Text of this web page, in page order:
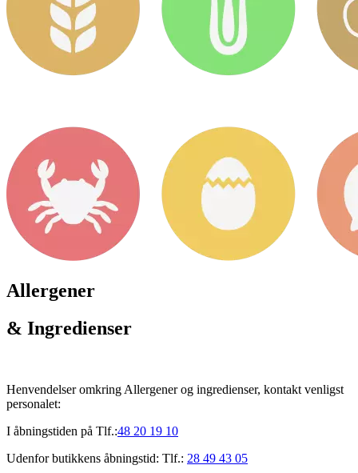
Allergener
& Ingredienser
Henvendelser omkring Allergener og ingredienser, kontakt venligst
personalet:
I åbningstiden på Tlf.:48 20 19 10
Udenfor butikkens åbningstid: Tlf.: 28 49 43 05